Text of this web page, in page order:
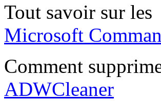
Tout savoir sur les
Microsoft
Comment
ADWCleaner